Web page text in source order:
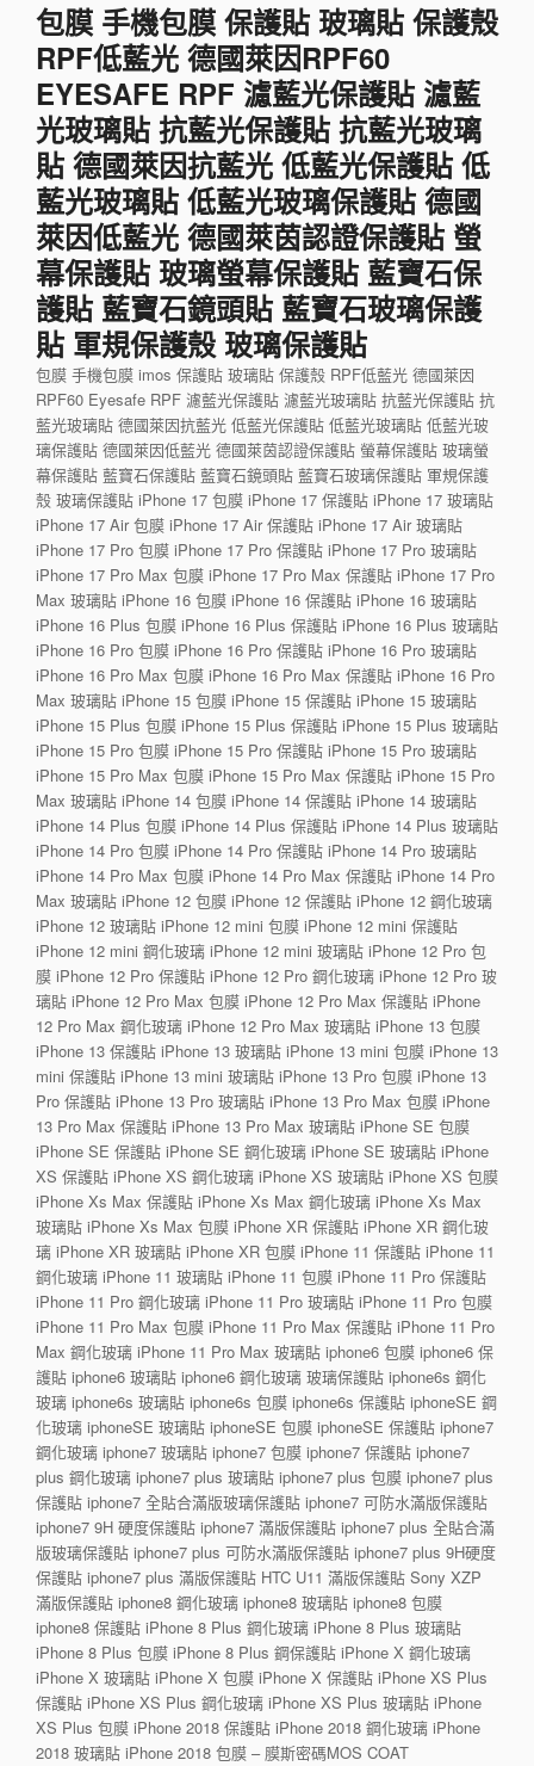
包膜 手機包膜 保護貼 玻璃貼 保護殼
RPF低藍光 德國萊因RPF60
EYESAFE RPF 濾藍光保護貼 濾藍
光玻璃貼 抗藍光保護貼 抗藍光玻璃
貼 德國萊因抗藍光 低藍光保護貼 低
藍光玻璃貼 低藍光玻璃保護貼 德國
萊因低藍光 德國萊茵認證保護貼 螢
幕保護貼 玻璃螢幕保護貼 藍寶石保
護貼 藍寶石鏡頭貼 藍寶石玻璃保護
貼 軍規保護殼 玻璃保護貼
包膜 手機包膜 imos 保護貼 玻璃貼 保護殼 RPF低藍光 德國萊因
RPF60 Eyesafe RPF 濾藍光保護貼 濾藍光玻璃貼 抗藍光保護貼 抗
藍光玻璃貼 德國萊因抗藍光 低藍光保護貼 低藍光玻璃貼 低藍光玻
璃保護貼 德國萊因低藍光 德國萊茵認證保護貼 螢幕保護貼 玻璃螢
幕保護貼 藍寶石保護貼 藍寶石鏡頭貼 藍寶石玻璃保護貼 軍規保護
殼 玻璃保護貼 iPhone 17 包膜 iPhone 17 保護貼 iPhone 17 玻璃貼
iPhone 17 Air 包膜 iPhone 17 Air 保護貼 iPhone 17 Air 玻璃貼
iPhone 17 Pro 包膜 iPhone 17 Pro 保護貼 iPhone 17 Pro 玻璃貼
iPhone 17 Pro Max 包膜 iPhone 17 Pro Max 保護貼 iPhone 17 Pro
Max 玻璃貼 iPhone 16 包膜 iPhone 16 保護貼 iPhone 16 玻璃貼
iPhone 16 Plus 包膜 iPhone 16 Plus 保護貼 iPhone 16 Plus 玻璃貼
iPhone 16 Pro 包膜 iPhone 16 Pro 保護貼 iPhone 16 Pro 玻璃貼
iPhone 16 Pro Max 包膜 iPhone 16 Pro Max 保護貼 iPhone 16 Pro
Max 玻璃貼 iPhone 15 包膜 iPhone 15 保護貼 iPhone 15 玻璃貼
iPhone 15 Plus 包膜 iPhone 15 Plus 保護貼 iPhone 15 Plus 玻璃貼
iPhone 15 Pro 包膜 iPhone 15 Pro 保護貼 iPhone 15 Pro 玻璃貼
iPhone 15 Pro Max 包膜 iPhone 15 Pro Max 保護貼 iPhone 15 Pro
Max 玻璃貼 iPhone 14 包膜 iPhone 14 保護貼 iPhone 14 玻璃貼
iPhone 14 Plus 包膜 iPhone 14 Plus 保護貼 iPhone 14 Plus 玻璃貼
iPhone 14 Pro 包膜 iPhone 14 Pro 保護貼 iPhone 14 Pro 玻璃貼
iPhone 14 Pro Max 包膜 iPhone 14 Pro Max 保護貼 iPhone 14 Pro
Max 玻璃貼 iPhone 12 包膜 iPhone 12 保護貼 iPhone 12 鋼化玻璃
iPhone 12 玻璃貼 iPhone 12 mini 包膜 iPhone 12 mini 保護貼
iPhone 12 mini 鋼化玻璃 iPhone 12 mini 玻璃貼 iPhone 12 Pro 包
膜 iPhone 12 Pro 保護貼 iPhone 12 Pro 鋼化玻璃 iPhone 12 Pro 玻
璃貼 iPhone 12 Pro Max 包膜 iPhone 12 Pro Max 保護貼 iPhone
12 Pro Max 鋼化玻璃 iPhone 12 Pro Max 玻璃貼 iPhone 13 包膜
iPhone 13 保護貼 iPhone 13 玻璃貼 iPhone 13 mini 包膜 iPhone 13
mini 保護貼 iPhone 13 mini 玻璃貼 iPhone 13 Pro 包膜 iPhone 13
Pro 保護貼 iPhone 13 Pro 玻璃貼 iPhone 13 Pro Max 包膜 iPhone
13 Pro Max 保護貼 iPhone 13 Pro Max 玻璃貼 iPhone SE 包膜
iPhone SE 保護貼 iPhone SE 鋼化玻璃 iPhone SE 玻璃貼 iPhone
XS 保護貼 iPhone XS 鋼化玻璃 iPhone XS 玻璃貼 iPhone XS 包膜
iPhone Xs Max 保護貼 iPhone Xs Max 鋼化玻璃 iPhone Xs Max
玻璃貼 iPhone Xs Max 包膜 iPhone XR 保護貼 iPhone XR 鋼化玻
璃 iPhone XR 玻璃貼 iPhone XR 包膜 iPhone 11 保護貼 iPhone 11
鋼化玻璃 iPhone 11 玻璃貼 iPhone 11 包膜 iPhone 11 Pro 保護貼
iPhone 11 Pro 鋼化玻璃 iPhone 11 Pro 玻璃貼 iPhone 11 Pro 包膜
iPhone 11 Pro Max 包膜 iPhone 11 Pro Max 保護貼 iPhone 11 Pro
Max 鋼化玻璃 iPhone 11 Pro Max 玻璃貼 iphone6 包膜 iphone6 保
護貼 iphone6 玻璃貼 iphone6 鋼化玻璃 玻璃保護貼 iphone6s 鋼化
玻璃 iphone6s 玻璃貼 iphone6s 包膜 iphone6s 保護貼 iphoneSE 鋼
化玻璃 iphoneSE 玻璃貼 iphoneSE 包膜 iphoneSE 保護貼 iphone7
鋼化玻璃 iphone7 玻璃貼 iphone7 包膜 iphone7 保護貼 iphone7
plus 鋼化玻璃 iphone7 plus 玻璃貼 iphone7 plus 包膜 iphone7 plus
保護貼 iphone7 全貼合滿版玻璃保護貼 iphone7 可防水滿版保護貼
iphone7 9H 硬度保護貼 iphone7 滿版保護貼 iphone7 plus 全貼合滿
版玻璃保護貼 iphone7 plus 可防水滿版保護貼 iphone7 plus 9H硬度
保護貼 iphone7 plus 滿版保護貼 HTC U11 滿版保護貼 Sony XZP
滿版保護貼 iphone8 鋼化玻璃 iphone8 玻璃貼 iphone8 包膜
iphone8 保護貼 iPhone 8 Plus 鋼化玻璃 iPhone 8 Plus 玻璃貼
iPhone 8 Plus 包膜 iPhone 8 Plus 鋼保護貼 iPhone X 鋼化玻璃
iPhone X 玻璃貼 iPhone X 包膜 iPhone X 保護貼 iPhone XS Plus
保護貼 iPhone XS Plus 鋼化玻璃 iPhone XS Plus 玻璃貼 iPhone
XS Plus 包膜 iPhone 2018 保護貼 iPhone 2018 鋼化玻璃 iPhone
2018 玻璃貼 iPhone 2018 包膜 – 膜斯密碼MOS COAT